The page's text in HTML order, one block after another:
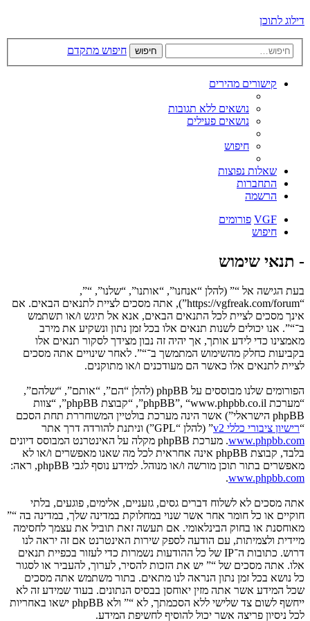
דילוג לתוכן
חיפוש חיפוש מתקדם
קישורים מהירים
נושאים ללא תגובות
נושאים פעילים
חיפוש
שאלות נפוצות
התחברות
הרשמה
VGF פורומים
חיפוש
- תנאי שימוש
בעת הגישה אל “” (להלן “אנחנו”, “אותנו”, “שלנו”, “”,
“https://vgfreak.com/forum”), אתה מסכים לציית לתנאים הבאים. אם
אינך מסכים לציית לכל התנאים הבאים, אנא אל תיגש ו/או תשתמש
ב־“”. אנו יכולים לשנות תנאים אלו בכל זמן נתון ונשקיע את מירב
מאמצינו כדי לידע אותך, אך יהיה זה נבון מצידך לסקור תנאים אלו
בקביעות כחלק מהשימוש המתמשך ב־“”. לאחר שינויים אתה מסכים
לציית לתנאים אלו כאשר הם מעודכנים ו/או מתוקנים.
הפורומים שלנו מבוססים על phpBB (להלן “הם”, “אותם”, “שלהם”,
“מערכת phpBB”, “www.phpbb.co.il”, “קבוצת phpBB”, “צוות
phpBB הישראלי”) אשר הינה מערכת בולטיין המשוחררת תחת הסכם
“רישיון ציבורי כללי v2
” (להלן “GPL”) וניתנת להורדה דרך אתר
www.phpbb.com
. מערכת phpBB מקלה על האינטרנט המבוסס דיונים
בלבד, קבוצת phpBB אינה אחראית לכל מה שאנו מאפשרים ו/או לא
מאפשרים בתור תוכן מורשה ו/או מנוהל. למידע נוסף לגבי phpBB, ראה:
www.phpbb.com
.
אתה מסכים לא לשלוח דברים גסים, גזעניים, אלימים, פוגעים, בלתי
חוקיים או כל חומר אחר אשר שנוי במחלוקת במדינה שלך, במדינה בה “”
מאוחסנת או בחוק הבינלאומי. אם תעשה זאת תוביל את עצמך לחסימה
מיידית ולצמיתות, עם הודעה לספק שירות האינטרנט אם זה יראה לנו
דרוש. כתובות ה־IP של כל ההודעות נשמרות כדי לעזור בכפיית תנאים
אלו. אתה מסכים של “” יש את הזכות להסיר, לערוך, להעביר או לסגור
כל נושא בכל זמן נתון הנראה לנו מתאים. בתור משתמש אתה מסכים
שכל המידע אשר אתה מזין יאוחסן בבסיס הנתונים. בעוד שמידע זה לא
ייחשף לשום צד שלישי ללא הסכמתך, לא “” ולא phpBB ישאו באחריות
לכל ניסיון פריצה אשר יכול להוסיף לחשיפת המידע.